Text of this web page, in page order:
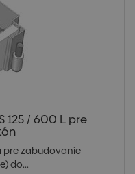
125 / 600 L pre
zabudovanie
do...